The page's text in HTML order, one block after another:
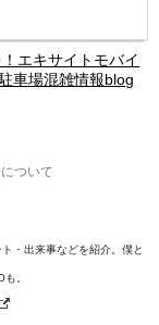
エキサイトモバイ
車場混雑情報blog
ついて
・出来事などを紹介。僕と
。